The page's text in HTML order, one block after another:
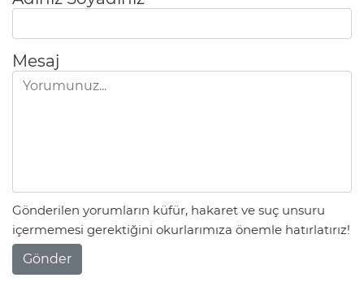
Mesaj
Gönderilen yorumların küfür, hakaret ve suç unsuru
içermemesi gerektiğini okurlarımıza önemle hatırlatırız!
Gönder